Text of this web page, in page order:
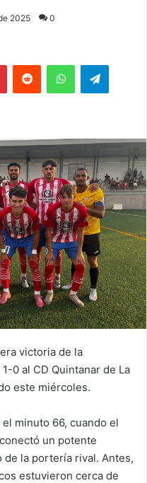
2025 0
victoria de la
0 al CD Quintanar de La
este miércoles.
minuto 66, cuando el
un potente
la portería rival. Antes,
estuvieron cerca de